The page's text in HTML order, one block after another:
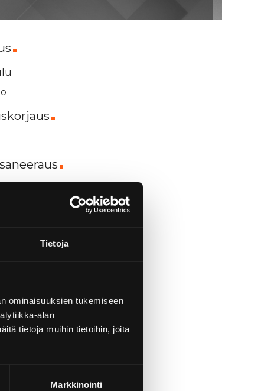
Tietoja
ominaisuuksien tukemiseen
alan
tietoja muihin tietoihin, joita
Markkinointi